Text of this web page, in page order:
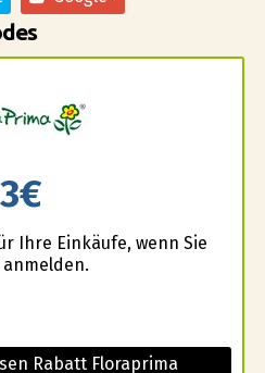
3€
Ihre Einkäufe, wenn Sie
Rabatt Floraprima